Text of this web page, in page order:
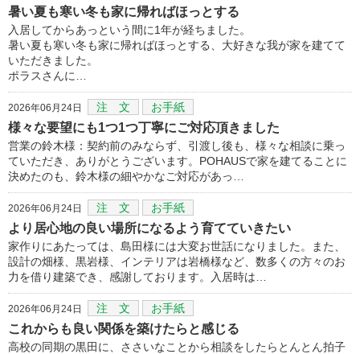
暑い夏も寒い冬も家に帰ればほっとする
入居してからあっという間に1年が経ちました。
暑い夏も寒い冬も家に帰ればほっとする、大好きな我が家を建てて
いただきました。
ポラスさんに…
2026年06月24日 注 文 お手紙
様々な要望にも1つ1つ丁寧にご対応頂きました
営業の鈴木様：契約前のみならず、引渡し後も、様々な相談に乗っ
ていただき、ありがとうございます。POHAUSで家を建てることに
決めたのも、鈴木様の細やかなご対応があっ…
2026年06月24日 注 文 お手紙
より居心地の良い場所になるよう育てていきたい
家作りにあたっては、島田様には大変お世話になりました。また、
設計の畑様、黒岩様、インテリアは岩橋様など、数多くの方々のお
力を借り建築でき、感謝しております。入居時は…
2026年06月24日 注 文 お手紙
これからも良い関係を築けたらと感じる
高校の同期の黒田に、ささいなことから相談をしたらとんとん拍子